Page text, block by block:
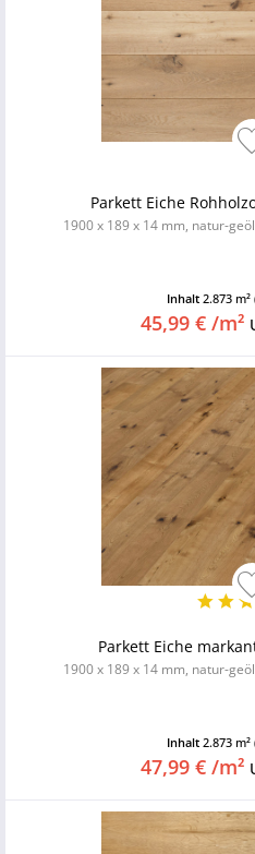
Parkett Eiche
1900 x 189 x 14 mm, natur-
Inhalt 2.873 m²
45,99 € /m²
Parkett Eiche
1900 x 189 x 14 mm, natur-
Inhalt 2.873 m²
47,99 € /m²